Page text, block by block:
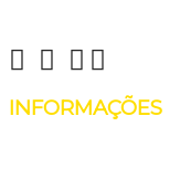
INFORMAÇÕES